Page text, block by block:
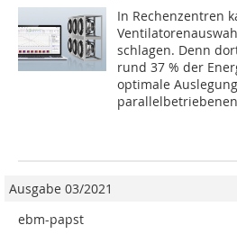
In Rechenzentren
schlagen. Denn
rund 37 % der
optimale
Ausgabe 03/2021
ebm-papst